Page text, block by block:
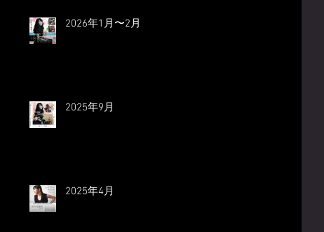
2026年1月〜2月
2025年9月
2025年4月